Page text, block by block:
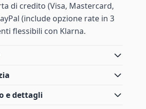
di credito (Visa, Mastercard,
(include opzione rate in 3
flessibili con Klarna.
e dettagli